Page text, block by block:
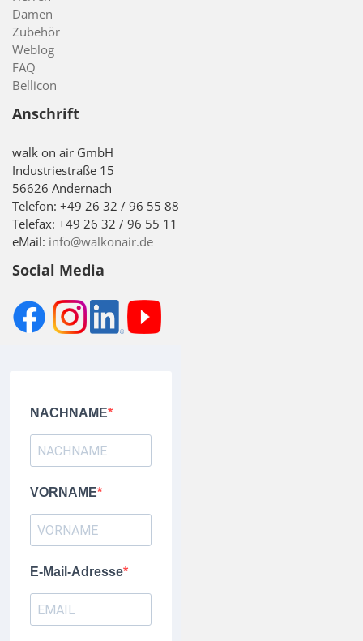
Damen
Zubehör
Weblog
FAQ
Bellicon
Anschrift
walk on air GmbH
Industriestraße 15
56626 Andernach
Telefon: +49 26 32 / 96 55 88
Telefax: +49 26 32 / 96 55 11
eMail: info@walkonair.de
Social Media
NACHNAME
VORNAME
E-Mail-Adresse